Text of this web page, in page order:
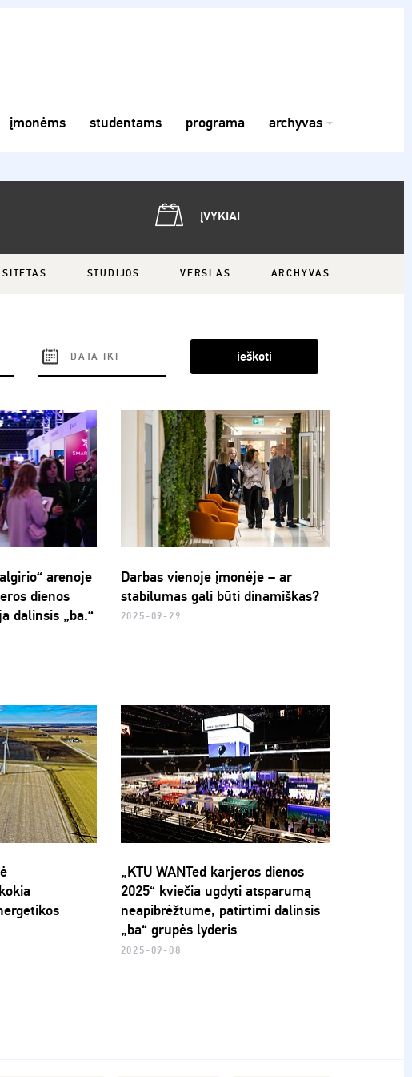
įmonėms studentams programa archyvas
ĮVYKIAI
STUDIJOS VERSLAS ARCHYVAS
ieškoti
arenoje
dienos
dalinsis „ba.“
Darbas vienoje įmonėje – ar
stabilumas gali būti dinamiškas?
2025-09-29
„KTU WANTed karjeros dienos
2025“ kviečia ugdyti atsparumą
neapibrėžtume, patirtimi dalinsis
„ba“ grupės lyderis
2025-09-08